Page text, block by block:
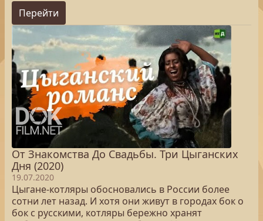
Перейти
От Знакомства До Свадьбы. Три Цыганских
Дня (2020)
19.07.2020
Цыгане-котляры обосновались в России более
сотни лет назад. И хотя они живут в городах бок о
бок с русскими, котляры бережно хранят